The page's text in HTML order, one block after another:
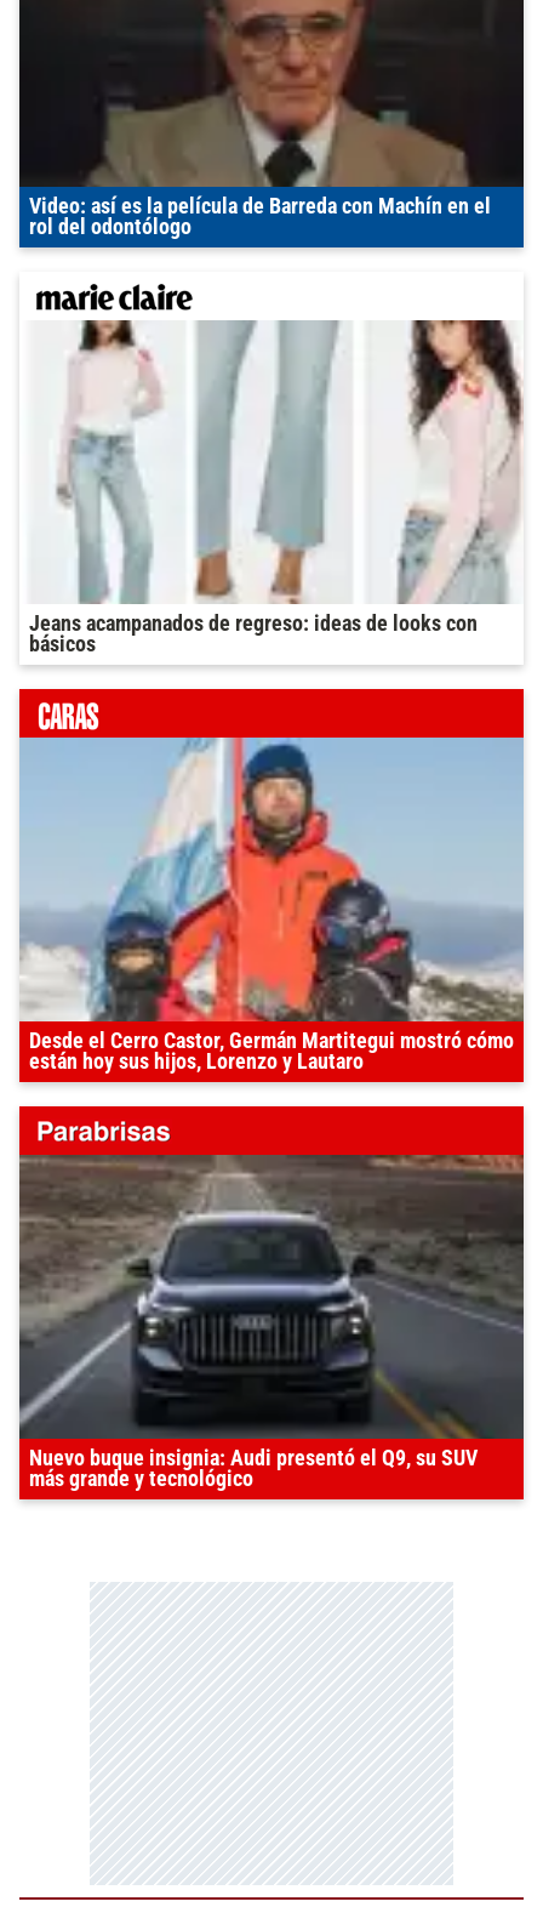
Video: así es la película de Barreda con Machín en el
rol del odontólogo
Jeans acampanados de regreso: ideas de looks con
básicos
Desde el Cerro Castor, Germán Martitegui mostró cómo
están hoy sus hijos, Lorenzo y Lautaro
Nuevo buque insignia: Audi presentó el Q9, su SUV
más grande y tecnológico